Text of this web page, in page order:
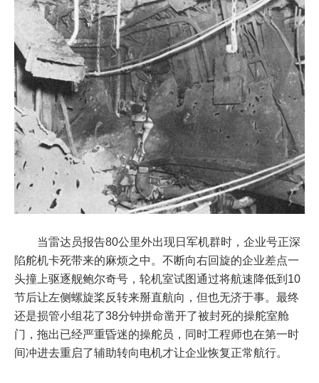
当雷达员报告80公里外出现日军机群时，企业号正深
陷舵机卡死带来的麻烦之中。不断向右回旋的企业差点一
头撞上驱逐舰鲍尔奇号，轮机室试图通过将航速降低到10
节后让左侧螺旋桨反转来掰直航向，但也无济于事。最终
还是损管小组花了38分钟拼命凿开了被封死的操舵室舱
门，拖出已经严重昏迷的操舵员，同时工程师也在第一时
间冲进去重启了辅助转向电机才让企业恢复正常航行。